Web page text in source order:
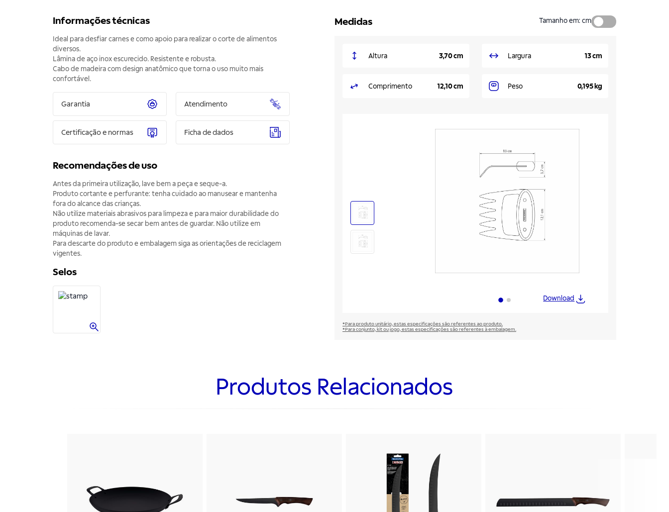
Informações técnicas
Ideal para desfiar carnes e como apoio para realizar o corte de alimentos
diversos.
Lâmina de aço inox escurecido. Resistente e robusta.
Cabo de madeira com design anatômico que torna o uso muito mais
confortável.
Garantia Atendimento
Certificação e normas Ficha de dados
Recomendações de uso
Antes da primeira utilização, lave bem a peça e seque-a.
Produto cortante e perfurante: tenha cuidado ao manusear e mantenha
fora do alcance das crianças.
Não utilize materiais abrasivos para limpeza e para maior durabilidade do
produto recomenda-se secar bem antes de guardar. Não utilize em
máquinas de lavar.
Para descarte do produto e embalagem siga as orientações de reciclagem
vigentes.
Selos
Medidas Tamanho em: cm
Altura 3,70 cm Largura 13 cm
Comprimento 12,10 cm Peso 0,195 kg
Download
*Para produto unitário, estas especificações são referentes ao produto.
*Para conjunto, kit ou jogo, estas especificações são referentes à embalagem.
Produtos Relacionados